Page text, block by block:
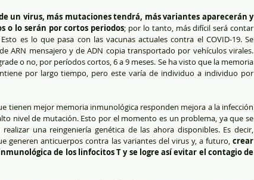
un virus, más mutaciones tendrá, más variantes aparecerán y
o lo serán por cortos periodos; por lo tanto, más difícil será contar
es lo que pasa con las vacunas actuales contra el COVID-19. Se
ARN mensajero y de ADN copia transportado por vehículos virales.
o no, por períodos cortos, 6 a 9 meses. Se ha visto que la memoria
por largo tiempo, pero este varía de individuo a individuo por
tienen mejor memoria inmunológica responden mejora a la infección
nivel de mutación. Esto por el momento es un problema, ya que se
una reingeniería genética de las ahora disponibles. Es decir,
generen anticuerpos contra las variantes del virus y, a futuro, crear
de los linfocitos T y se logre así evitar el contagio de